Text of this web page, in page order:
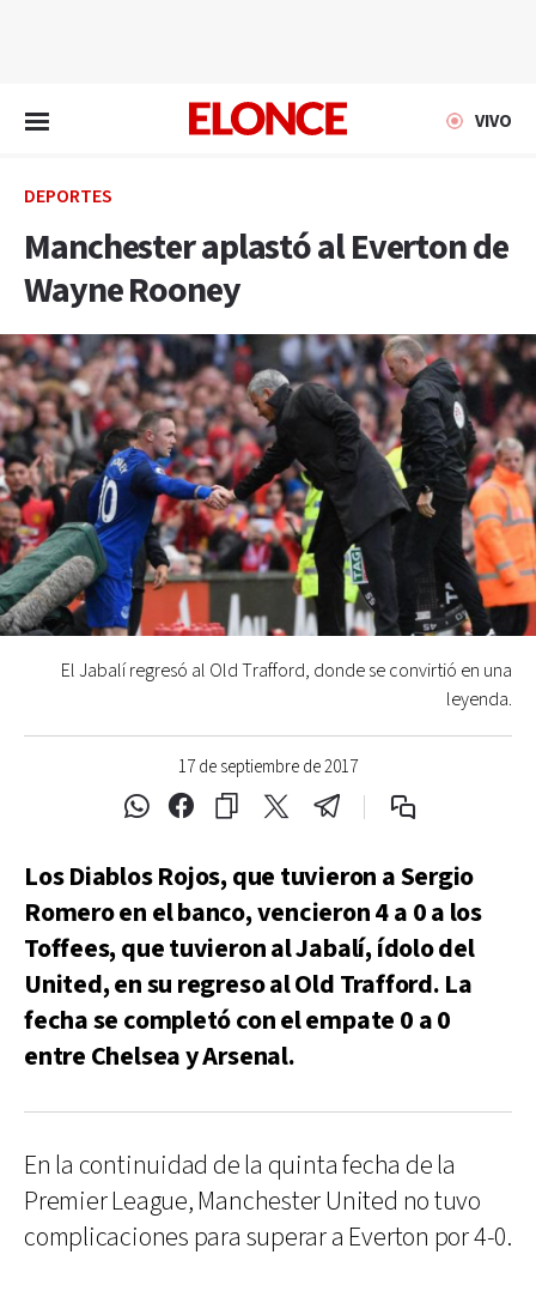
VIVO
DEPORTES
Manchester aplastó al Everton de
Wayne Rooney
17 de septiembre de 2017
El Jabalí regresó al Old Trafford, donde se convirtió en una
leyenda.
Los Diablos Rojos, que tuvieron a Sergio
Romero en el banco, vencieron 4 a 0 a los
Toffees, que tuvieron al Jabalí, ídolo del
United, en su regreso al Old Trafford. La
fecha se completó con el empate 0 a 0
entre Chelsea y Arsenal.
En la continuidad de la quinta fecha de la
Premier League, Manchester United no tuvo
complicaciones para superar a Everton por 4-0.